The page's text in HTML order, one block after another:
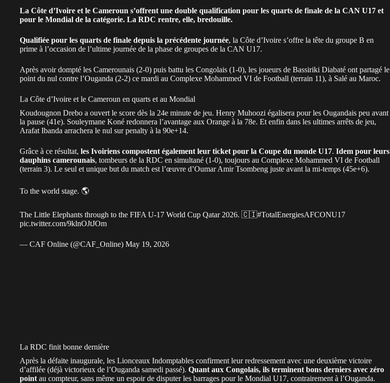
La Côte d’Ivoire et le Cameroun s’offrent une double qualification pour les quarts de finale de la CAN U17 et
pour le Mondial de la catégorie. La RDC rentre, elle, bredouille.
Qualifiée pour les quarts de finale depuis la précédente journée, la Côte d’Ivoire s’offre la tête du groupe B en
prime à l’occasion de l’ultime journée de la phase de groupes de la CAN U17.
Après avoir dompté les Camerounais (2-0) puis battu les Congolais (1-0), les joueurs de Bassiriki Diabaté ont partagé le
point du nul contre l’Ouganda (2-2) ce mardi au Complexe Mohammed VI de Football (terrain 11), à Salé au Maroc.
La Côte d’Ivoire et le Cameroun en quarts et au Mondial
Koudougnon Drebo a ouvert le score dès la 24e minute de jeu. Henry Muhoozi égalisera pour les Ougandais peu avant
la pause (41e). Souleymane Koné redonnera l’avantage aux Orange à la 78e. Et enfin dans les ultimes arrêts de jeu,
Arafat Ibanda arrachera le nul sur penalty à la 90e+14.
Grâce à ce résultat, les Ivoiriens compostent également leur ticket pour la Coupe du monde U17. Idem pour leurs
dauphins camerounais, tombeurs de la RDC en simultané (1-0), toujours au Complexe Mohammed VI de Football
(terrain 3). Le seul et unique but du match est l’œuvre d’Oumar Amir Tsombeng juste avant la mi-temps (45e+6).
To the world stage. 🌎
The Little Elephants through to the FIFA U-17 World Cup Qatar 2026. 🇨🇮#TotalEnergiesAFCONU17
pic.twitter.com/9klnOJtJOm
— CAF Online (@CAF_Online) May 19, 2026
La RDC finit bonne dernière
Après la défaite inaugurale, les Lionceaux Indomptables confirment leur redressement avec une deuxième victoire
d’affilée (déjà victorieux de l’Ouganda samedi passé). Quant aux Congolais, ils terminent bons derniers avec zéro
point au compteur, sans même un espoir de disputer les barrages pour le Mondial U17, contrairement à l’Ouganda.